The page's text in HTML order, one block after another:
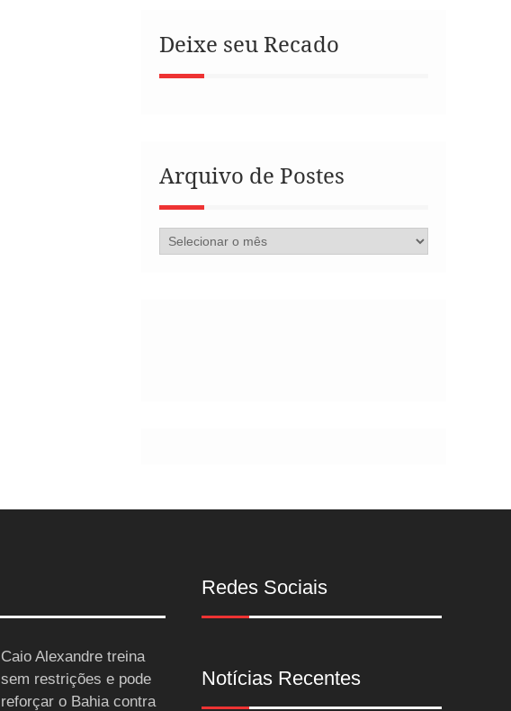
Deixe seu Recado
Arquivo de Postes
Arquivo
Caio Alexandre treina
sem restrições e pode
reforçar o Bahia contra
Redes Sociais
Notícias Recentes